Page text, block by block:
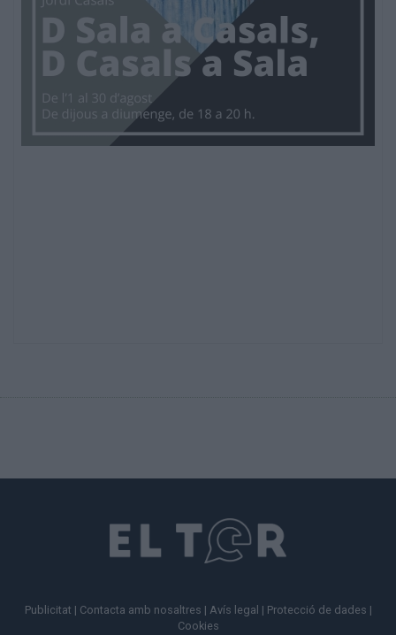
Publicitat | Contacta amb nosaltres | Avís legal | Protecció de dades |
Cookies